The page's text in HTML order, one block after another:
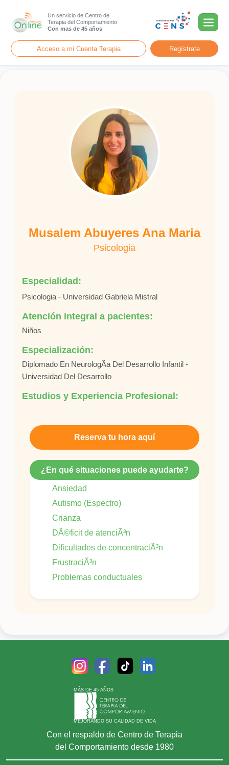
Un servicio de Centro de
Terapia del Comportamiento
Con mas de 45 años
Acceso a mi Cuenta Terapia Regístrate
Musalem Abuyeres Ana Maria
Psicologia
Especialidad:
Psicologia - Universidad Gabriela Mistral
Atención integral a pacientes:
Niños
Especialización:
Diplomado En NeurologÃ­a Del Desarrollo Infantil -
Universidad Del Desarrollo
Estudios y Experiencia Profesional:
Reserva tu hora aquí
¿En qué situaciones puede ayudarte?
Ansiedad
Autismo (Espectro)
Crianza
DÃ©ficit de atenciÃ³n
Dificultades de concentraciÃ³n
FrustraciÃ³n
Problemas conductuales
MÁS DE 45 AÑOS
MEJORANDO SU CALIDAD DE VIDA
Con el respaldo de Centro de Terapia
del Comportamiento desde 1980